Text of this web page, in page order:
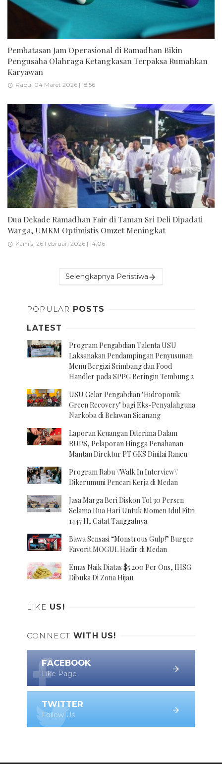
Pembatasan Jam Operasional di Ramadhan Bikin
Pengusaha Olahraga Ketangkasan Terpaksa Rumahkan
Karyawan
Rabu, 04 Maret 2026 | 18:56
Dua Dekade Ramadhan Fair di Taman Sri Deli Dipadati
Warga, UMKM Optimistis Omzet Meningkat
Kamis, 26 Februari 2026 | 14:06
Selengkapnya Peristiwa
POPULAR POSTS
LATEST
Program Pengabdian Talenta USU
Laksanakan Pendampingan Penyusunan
Menu Bergizi Seimbang dan Food
Handler pada SPPG Beringin Tembung 2
USU Gelar Pengabdian "Hidroponik
Green Recovery" bagi Eks-Penyalahguna
Narkoba di Belawan Sicanang
Laporan Keuangan Diterima Dalam
RUPS, Pelaporan Hingga Penahanan
Mantan Direktur PT GKS Dinilai Rancu
Program Rabu \'Walk In Interview\'
Dikerumuni Pencari Kerja di Medan
Jasa Marga Beri Diskon Tol 30 Persen
Selama Dua Hari Untuk Momen Idul Fitri
1447 H, Catat Tanggalnya
Bawa Sensasi “Monstrous Gulp!” Burger
Favorit MOGUL Hadir di Medan
Emas Naik Diatas $5.200 Per Ons, IHSG
Dibuka Di Zona Hijau
LIKE US!
CONNECT WITH US!
FACEBOOK
Like Page
TWITTER
Follow Us